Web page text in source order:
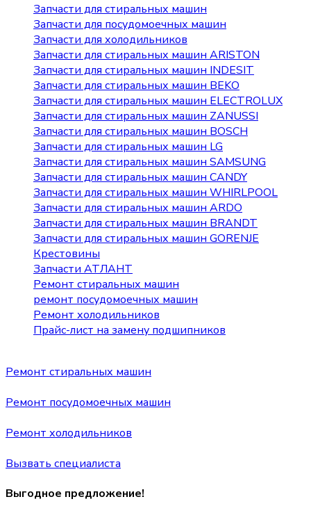
Запчасти для стиральных машин
Запчасти для посудомоечных машин
Запчасти для холодильников
Запчасти для стиральных машин ARISTON
Запчасти для стиральных машин INDESIT
Запчасти для стиральных машин BEKO
Запчасти для стиральных машин ELECTROLUX
Запчасти для стиральных машин ZANUSSI
Запчасти для стиральных машин BOSCH
Запчасти для стиральных машин LG
Запчасти для стиральных машин SAMSUNG
Запчасти для стиральных машин CANDY
Запчасти для стиральных машин WHIRLPOOL
Запчасти для стиральных машин ARDO
Запчасти для стиральных машин BRANDT
Запчасти для стиральных машин GORENJE
Крестовины
Запчасти АТЛАНТ
Ремонт стиральных машин
ремонт посудомоечных машин
Ремонт холодильников
Прайс-лист на замену подшипников
Ремонт стиральных машин
Ремонт посудомоечных машин
Ремонт холодильников
Вызвать специалиста
Выгодное предложение!